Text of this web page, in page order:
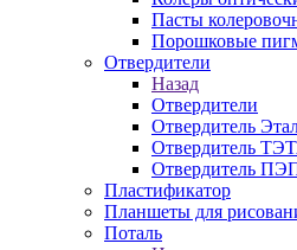
Пасты
Порошковые
Отвердители
Назад
Отвердители
Отвердитель
Отвердитель
Отвердитель
Пластификатор
Планшеты для
Поталь